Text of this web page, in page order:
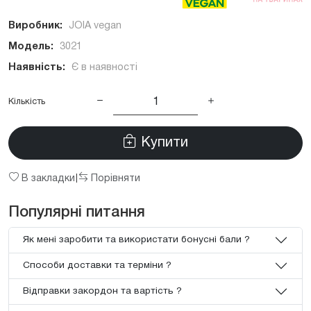
Виробник: JOIA vegan
Модель: 3021
Наявність: Є в наявності
Кількість
Купити
В закладки Порівняти
Популярні питання
Як мені заробити та використати бонусні бали ?
Способи доставки та терміни ?
Відправки закордон та вартість ?